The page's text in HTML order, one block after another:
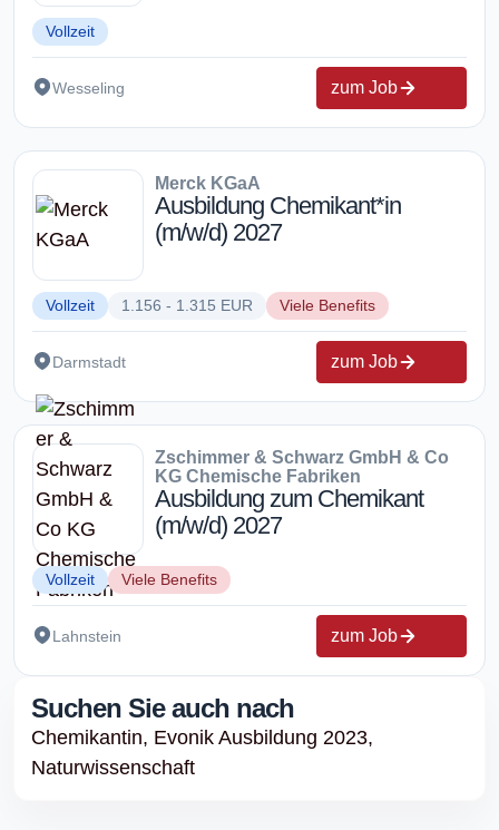
Vollzeit
Wesseling zum Job
Merck KGaA
Ausbildung Chemikant*in
(m/w/d) 2027
Vollzeit 1.156 - 1.315 EUR Viele Benefits
Darmstadt zum Job
Zschimmer & Schwarz GmbH & Co
KG Chemische Fabriken
Ausbildung zum Chemikant
(m/w/d) 2027
Vollzeit Viele Benefits
Lahnstein zum Job
Suchen Sie auch nach
Chemikantin, Evonik Ausbildung 2023,
Naturwissenschaft